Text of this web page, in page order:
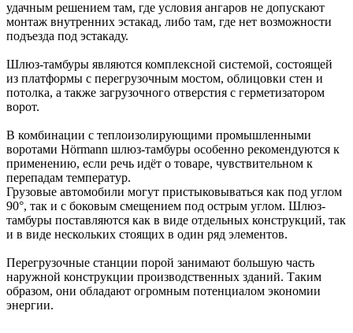
удачным решением там, где условия ангаров не допускают
монтаж внутренних эстакад, либо там, где нет возможности
подъезда под эстакаду.
Шлюз-тамбуры являются комплексной системой, состоящей
из платформы с перегрузочным мостом, облицовки стен и
потолка, а также загрузочного отверстия с герметизатором
ворот.
В комбинации с теплоизолирующими промышленными
воротами Hörmann шлюз-тамбуры особенно рекомендуются к
применению, если речь идёт о товаре, чувствительном к
перепадам температур.
Грузовые автомобили могут пристыковываться как под углом
90°, так и с боковым смещением под острым углом. Шлюз-
тамбуры поставляются как в виде отдельных конструкций, так
и в виде нескольких стоящих в один ряд элементов.
Перегрузочные станции порой занимают большую часть
наружной конструкции производственных зданий. Таким
образом, они обладают огромным потенциалом экономии
энергии.